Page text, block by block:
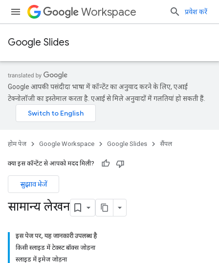
Workspace प्रवेश करें
Google Slides
Google आपकी पसंदीदा भाषा में कॉन्टेंट का अनुवाद करने के लिए, एआई
टेक्नोलॉजी का इस्तेमाल करता है. एआई से मिले अनुवादों में गलतियां हो सकती हैं.
होम पेज Google Workspace Google Slides सैंपल
क्या इस कॉन्टेंट से आपको मदद मिली?
सुझाव भेजें
सामान्य लेखन
इस पेज पर, यह जानकारी उपलब्ध है
किसी स्लाइड में टेक्स्ट बॉक्स जोड़ना
स्लाइड में इमेज जोड़ना